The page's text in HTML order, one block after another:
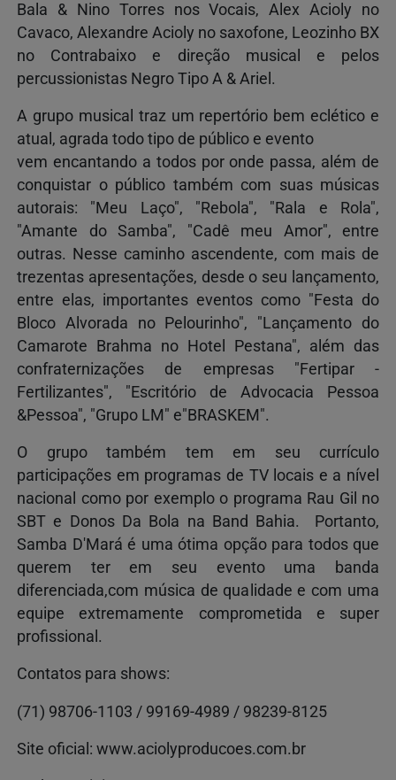
Bala & Nino Torres nos Vocais, Alex Acioly no
Cavaco, Alexandre Acioly no saxofone, Leozinho BX
no Contrabaixo e direção musical e pelos
percussionistas Negro Tipo A & Ariel.
A grupo musical traz um repertório bem eclético e
atual, agrada todo tipo de público e evento
vem encantando a todos por onde passa, além de
conquistar o público também com suas músicas
autorais: "Meu Laço", "Rebola", "Rala e Rola",
"Amante do Samba", "Cadê meu Amor", entre
outras. Nesse caminho ascendente, com mais de
trezentas apresentações, desde o seu lançamento,
entre elas, importantes eventos como "Festa do
Bloco Alvorada no Pelourinho", "Lançamento do
Camarote Brahma no Hotel Pestana", além das
confraternizações de empresas "Fertipar -
Fertilizantes", "Escritório de Advocacia Pessoa
&Pessoa", "Grupo LM" e"BRASKEM".
O grupo também tem em seu currículo
participações em programas de TV locais e a nível
nacional como por exemplo o programa Rau Gil no
SBT e Donos Da Bola na Band Bahia. Portanto,
Samba D'Mará é uma ótima opção para todos que
querem ter em seu evento uma banda
diferenciada,com música de qualidade e com uma
equipe extremamente comprometida e super
profissional.
Contatos para shows:
(71) 98706-1103 / 99169-4989 / 98239-8125
Site oficial: www.aciolyproducoes.com.br